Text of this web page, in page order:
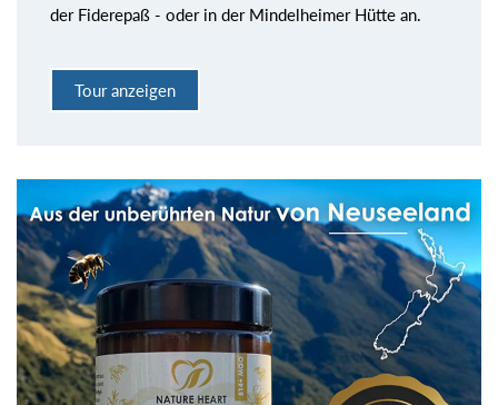
der Fiderepaß - oder in der Mindelheimer Hütte an.
Tour anzeigen